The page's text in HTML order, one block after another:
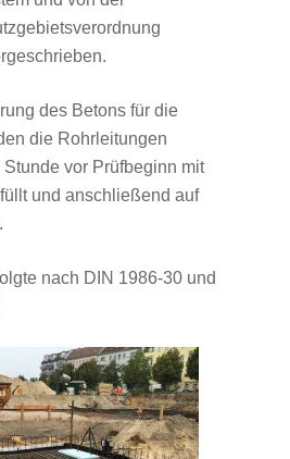
des Betons für die
die Rohrleitungen
vor Prüfbeginn mit
und anschließend auf
nach DIN 1986-30 und